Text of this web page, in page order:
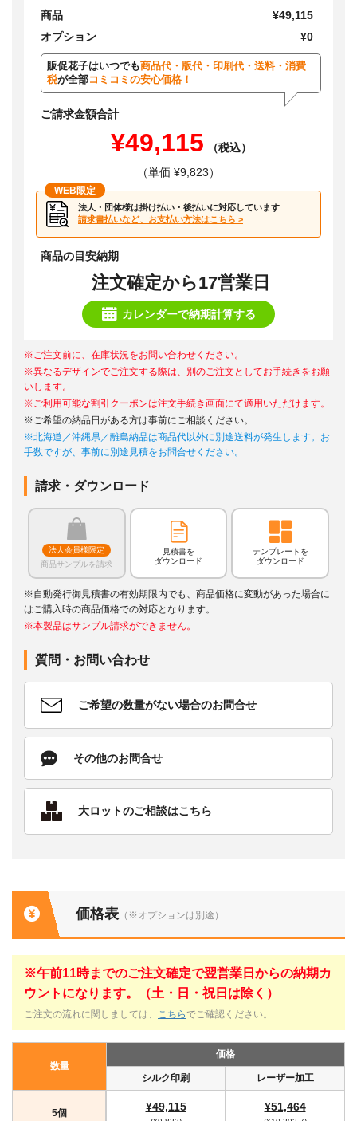
商品
¥49,115
オプション
¥0
販促花子はいつでも商品代・版代・印刷代・送料・消費
税が全部コミコミの安心価格！
ご請求金額合計
¥49,115
（税込）
（単価 ¥9,823）
WEB限定
法人・団体様は掛け払い・後払いに対応しています
請求書払いなど、お支払い方法はこちら >
商品の目安納期
注文確定から17営業日
カレンダーで納期計算する
※ご注文前に、在庫状況をお問い合わせください。
※異なるデザインでご注文する際は、別のご注文としてお手続きをお願
いします。
※ご利用可能な割引クーポンは注文手続き画面にて適用いただけます。
※ご希望の納品日がある方は事前にご相談ください。
※北海道／沖縄県／離島納品は商品代以外に別途送料が発生します。お
手数ですが、事前に別途見積をお問合せください。
請求・ダウンロード
法人会員様限定
商品サンプルを請求
見積書を
ダウンロード
テンプレートを
ダウンロード
※自動発行御見積書の有効期限内でも、商品価格に変動があった場合に
はご購入時の商品価格での対応となります。
※本製品はサンプル請求ができません。
質問・お問い合わせ
ご希望の数量がない場合のお問合せ
その他のお問合せ
大ロットのご相談はこちら
価格表 （※オプションは別途）
※午前11時までのご注文確定で翌営業日からの納期カ
ウントになります。（土・日・祝日は除く）
ご注文の流れに関しましては、 こちら でご確認ください。
数量
価格
シルク印刷 レーザー加工
5個 ¥49,115 ¥51,464